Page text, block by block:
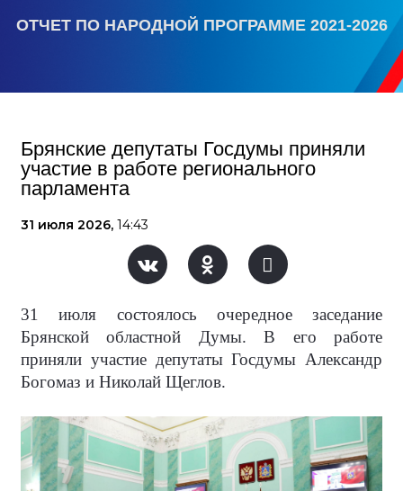
ОТЧЕТ ПО НАРОДНОЙ ПРОГРАММЕ 2021-2026
Брянские депутаты Госдумы приняли
участие в работе регионального
парламента
31 июля 2026, 14:43
31 июля состоялось очередное заседание
Брянской областной Думы. В его работе
приняли участие депутаты Госдумы Александр
Богомаз и Николай Щеглов.